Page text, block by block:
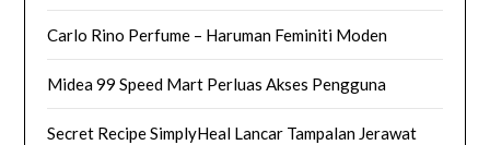
Carlo Rino Perfume – Haruman Feminiti Moden
Midea 99 Speed Mart Perluas Akses Pengguna
Secret Recipe SimplyHeal Lancar Tampalan Jerawat